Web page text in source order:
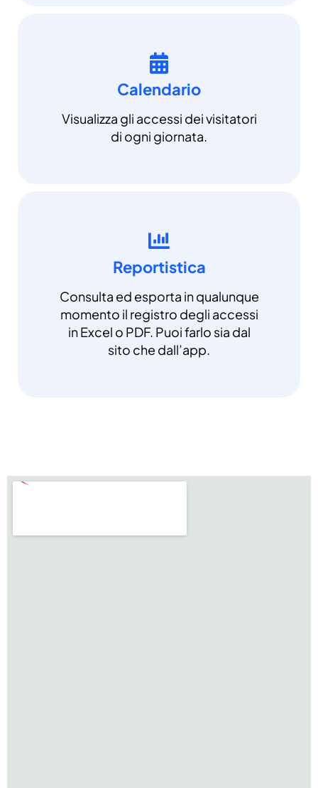
Calendario
Visualizza gli accessi dei visitatori
di ogni giornata.
Reportistica
Consulta ed esporta in qualunque
momento il registro degli accessi
in Excel o PDF. Puoi farlo sia dal
sito che dall’app.